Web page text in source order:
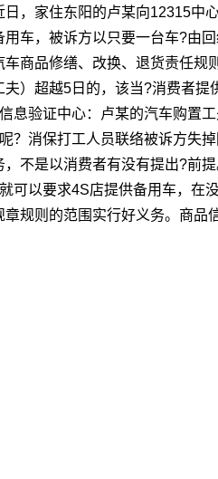
日，家住东阳的卢某向12315中
用车，被诉方以只要一台车?由
车商品修缮、改换、退货责任
夫）超越5日的，该当?消费者
息验证中心：
卢某的汽车购置
？消保打工人员联络被诉方失
不是以消费者有没有提出?前
可以要求4S店提供备用车，在
规则的范围实行好义务。 商品